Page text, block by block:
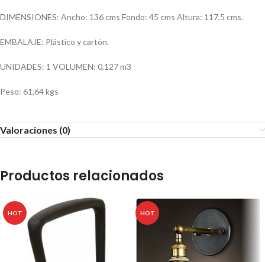
DIMENSIONES: Ancho: 136 cms Fondo: 45 cms Altura: 117,5 cms.
EMBALAJE: Plástico y cartón.
UNIDADES: 1 VOLUMEN: 0,127 m3
Peso: 61,64 kgs
Valoraciones (0)
Productos relacionados
HOT HOT